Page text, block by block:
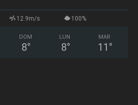
12.9m/s 100%
DOM
8°
LUN
8°
MAR
11 °